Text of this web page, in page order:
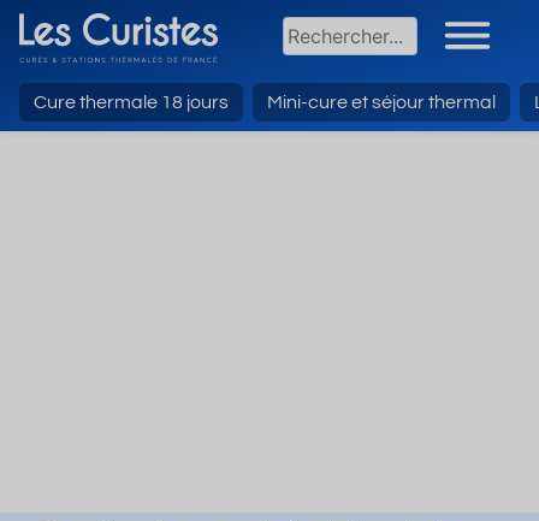
Cure thermale 18 jours Mini-cure et séjour thermal